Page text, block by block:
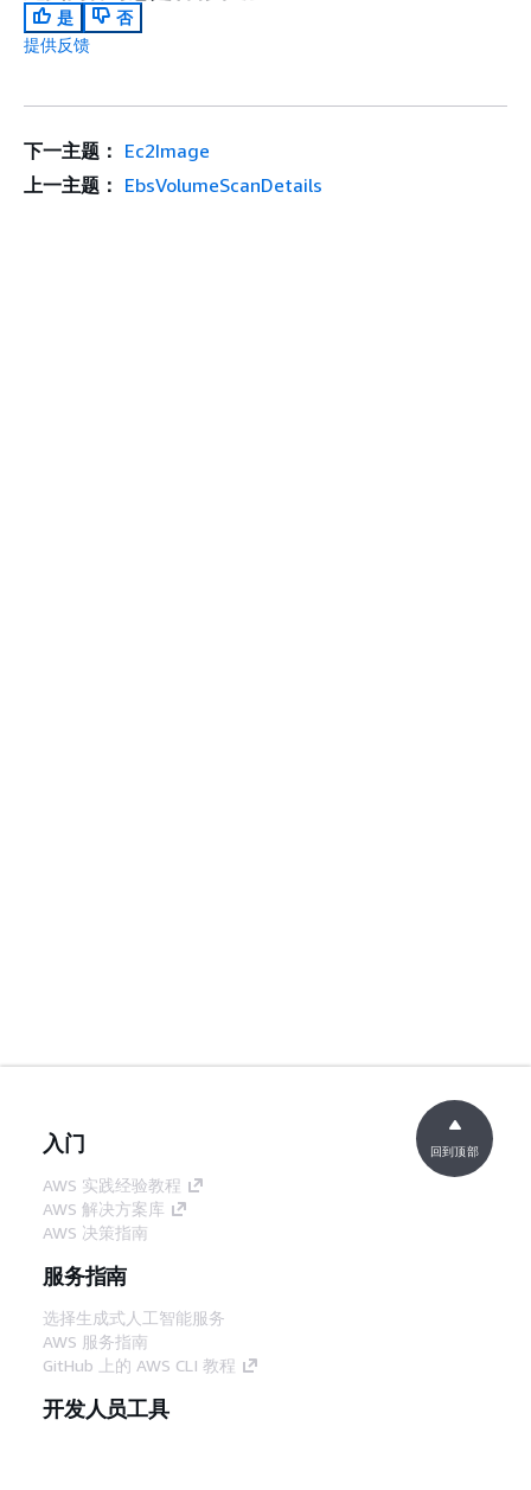
是
否
提供反馈
下一主题： Ec2Image
上一主题： EbsVolumeScanDetails
入门
AWS 实践经验教程
AWS 解决方案库
AWS 决策指南
服务指南
选择生成式人工智能服务
AWS 服务指南
GitHub 上的 AWS CLI 教程
开发人员工具
回到顶部